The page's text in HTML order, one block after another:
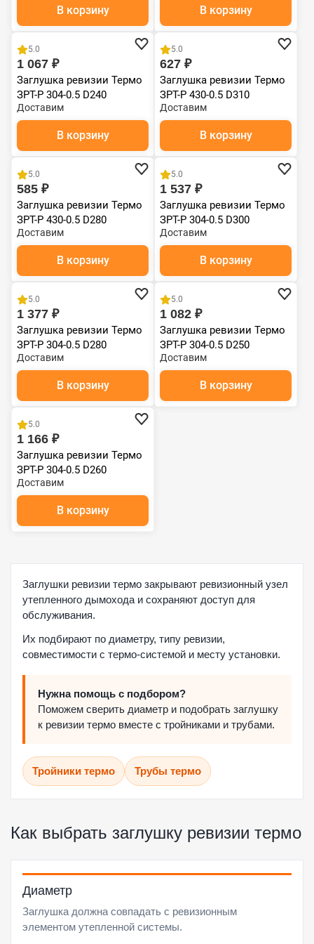
В корзину В корзину
5.0
1 067 ₽
Заглушка ревизии Термо
ЗРТ-Р 304-0.5 D240
Доставим
В корзину
5.0
627 ₽
Заглушка ревизии Термо
ЗРТ-Р 430-0.5 D310
Доставим
В корзину
5.0
585 ₽
Заглушка ревизии Термо
ЗРТ-Р 430-0.5 D280
Доставим
В корзину
5.0
1 537 ₽
Заглушка ревизии Термо
ЗРТ-Р 304-0.5 D300
Доставим
В корзину
5.0
1 377 ₽
Заглушка ревизии Термо
ЗРТ-Р 304-0.5 D280
Доставим
В корзину
5.0
1 082 ₽
Заглушка ревизии Термо
ЗРТ-Р 304-0.5 D250
Доставим
В корзину
5.0
1 166 ₽
Заглушка ревизии Термо
ЗРТ-Р 304-0.5 D260
Доставим
В корзину
Заглушки ревизии термо закрывают ревизионный узел
утепленного дымохода и сохраняют доступ для
обслуживания.
Их подбирают по диаметру, типу ревизии,
совместимости с термо-системой и месту установки.
Нужна помощь с подбором?
Поможем сверить диаметр и подобрать заглушку
к ревизии термо вместе с тройниками и трубами.
Тройники термо Трубы термо
Как выбрать заглушку ревизии термо
Диаметр
Заглушка должна совпадать с ревизионным
элементом утепленной системы.